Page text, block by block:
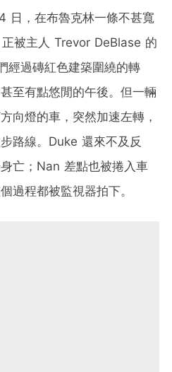
日，在布魯克林一條不甚寬
被主人 Trevor DeBlase 的
經過磚紅色建築圍繞的轉
至有點悠閒的午後。但一輛
向燈的車，突然加速左轉，
路線。Duke 還來不及反
亡；Nan 差點也被捲入車
過程都被監視器拍下。